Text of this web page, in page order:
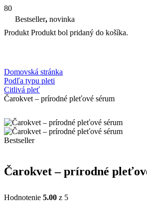
Produkt Produkt bol pridaný do košíka.
Domovská stránka
Podľa typu pleti
Citlivá pleť
Čarokvet – prírodné pleťové sérum
Bestseller
Čarokvet – prírodné
Hodnotenie 5.00 z 5
Bestseller, novinka